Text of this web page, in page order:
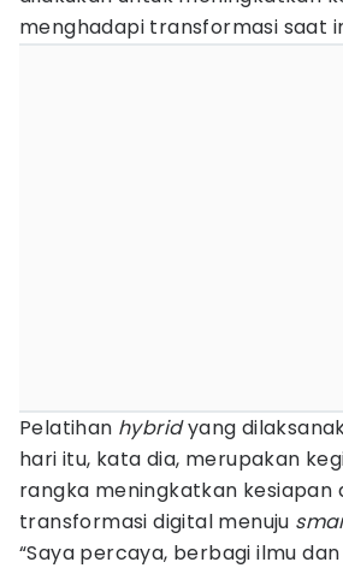
menghadapi transformasi saat
Pelatihan hybridyang
hari itu, kata dia, merupakan
rangka meningkatkan kesiapan
transformasi digital menuju
“Saya percaya, berbagi ilmu